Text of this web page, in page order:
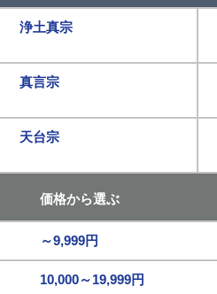
浄土真宗
真言宗
天台宗
価格から選ぶ
～9,999円
10,000～19,999円